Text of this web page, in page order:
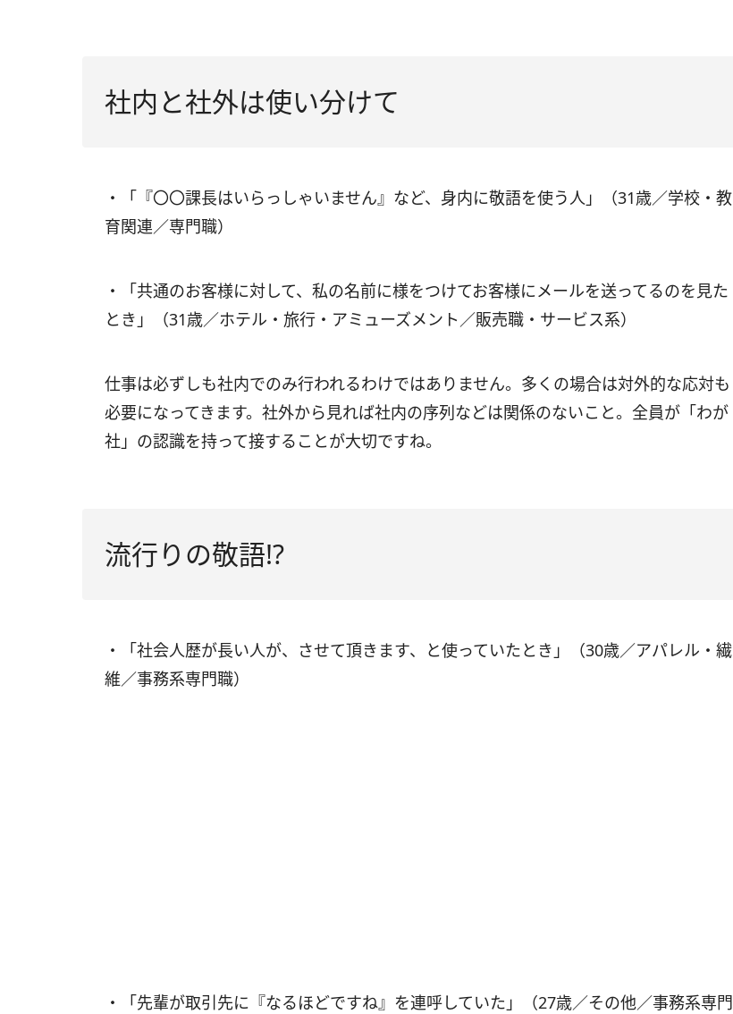
社内と社外は使い分けて
・「『〇〇課長はいらっしゃいません』など、身内に敬語を使う人」（31歳／学校・教
育関連／専門職）
・「共通のお客様に対して、私の名前に様をつけてお客様にメールを送ってるのを見た
とき」（31歳／ホテル・旅行・アミューズメント／販売職・サービス系）
仕事は必ずしも社内でのみ行われるわけではありません。多くの場合は対外的な応対も
必要になってきます。社外から見れば社内の序列などは関係のないこと。全員が「わが
社」の認識を持って接することが大切ですね。
流行りの敬語!?
・「社会人歴が長い人が、させて頂きます、と使っていたとき」（30歳／アパレル・繊
維／事務系専門職）
・「先輩が取引先に『なるほどですね』を連呼していた」（27歳／その他／事務系専門